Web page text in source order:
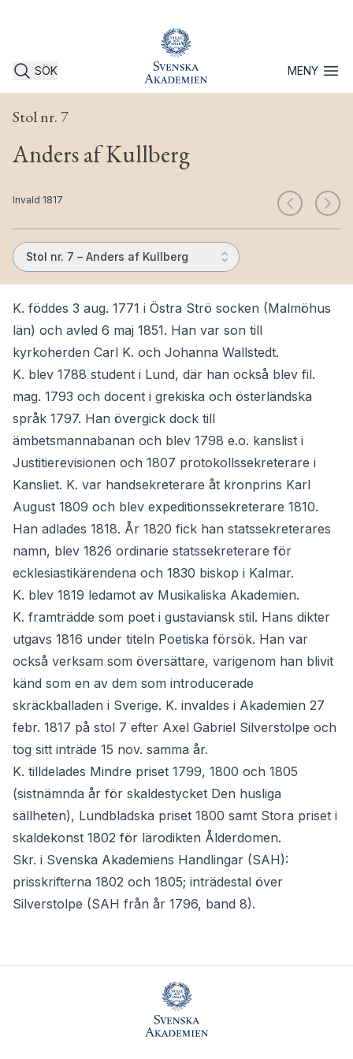
SÖK MENYÖppna
Stol nr. 7
Anders af Kullberg
Invald 1817
Stol nr. 7 – Anders af Kullberg
K. föddes 3 aug. 1771 i Östra Strö socken (Malmöhus
län) och avled 6 maj 1851. Han var son till
kyrkoherden Carl K. och Johanna Wallstedt.
K. blev 1788 student i Lund, där han också blev fil.
mag. 1793 och docent i grekiska och österländska
språk 1797. Han övergick dock till
ämbetsmannabanan och blev 1798 e.o. kanslist i
Justitierevisionen och 1807 protokollssekreterare i
Kansliet. K. var handsekreterare åt kronprins Karl
August 1809 och blev expeditionssekreterare 1810.
Han adlades 1818. År 1820 fick han statssekreterares
namn, blev 1826 ordinarie statssekreterare för
ecklesiastikärendena och 1830 biskop i Kalmar.
K. blev 1819 ledamot av Musikaliska Akademien.
K. framträdde som poet i gustaviansk stil. Hans dikter
utgavs 1816 under titeln Poetiska försök. Han var
också verksam som översättare, varigenom han blivit
känd som en av dem som introducerade
skräckballaden i Sverige. K. invaldes i Akademien 27
febr. 1817 på stol 7 efter Axel Gabriel Silverstolpe och
tog sitt inträde 15 nov. samma år.
K. tilldelades Mindre priset 1799, 1800 och 1805
(sistnämnda år för skaldestycket Den husliga
sällheten), Lundbladska priset 1800 samt Stora priset i
skaldekonst 1802 för lärodikten Ålderdomen.
Skr. i Svenska Akademiens Handlingar (SAH):
prisskrifterna 1802 och 1805; inträdestal över
Silverstolpe (SAH från år 1796, band 8).